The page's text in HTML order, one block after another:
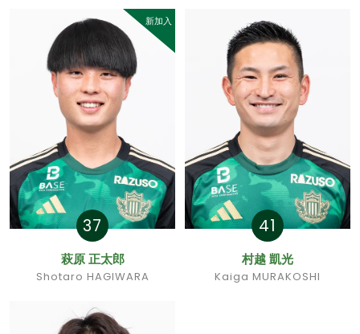
新加入
37
萩原 正太郎
Shotaro HAGIWARA
41
村越 凱光
Kaiga MURAKOSHI